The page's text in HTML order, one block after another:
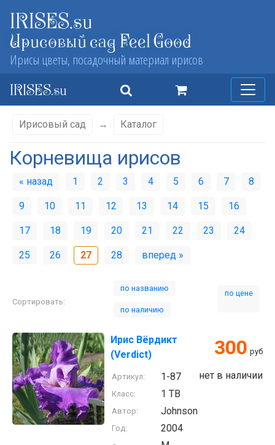
IRISES.su
Ирисовый сад Feel Good
Ирисы цветы, посадочный материал ирисов
IRISES.su
Ирисовый сад → Каталог
Корневища ирисов
« назад 1 2 3 4 5 6 7 8
9 10 11 12 13 14 15 16
17 18 19 20 21 22 23 24
25 26 27 28 вперед »
Сортировать:
по названию
по наличию
по цене
Ирис Вёрдикт
(Verdict)
300 руб
нет в наличии
Артикул: 1-87
Класс: 1 TB
Автор: Johnson
Год: 2004